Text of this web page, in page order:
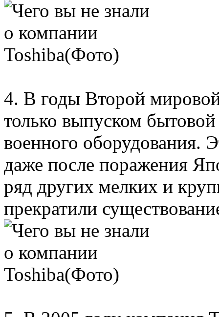
4. В годы Второй
только выпуском
военного оборудования.
даже после поражения
ряд других мелких и
прекратили